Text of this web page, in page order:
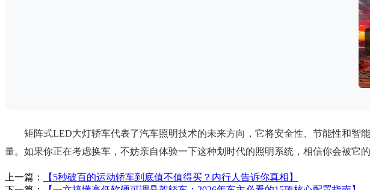
矩阵式LED大灯轿车代表了汽车照明技术的未来方向，它将安全性、节能性和
量。如果你正在考虑换车，不妨亲自体验一下这种划时代的照明系统，相信你会被它
上一篇：
【5秒破百的运动轿车到底值不值得买？内行人告诉你真相】